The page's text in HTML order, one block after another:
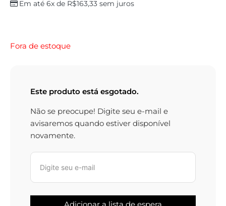
Em até 6x de R$163,33 sem juros
Fora de estoque
Este produto está esgotado.
Não se preocupe! Digite seu e-mail e
avisaremos quando estiver disponível
novamente.